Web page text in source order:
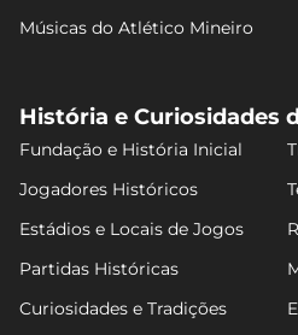
Músicas do Atlético Mineiro
História e Curiosidades
Fundação e História Inicial
Jogadores Históricos
Estádios e Locais de Jogos
Partidas Históricas
Curiosidades e Tradições